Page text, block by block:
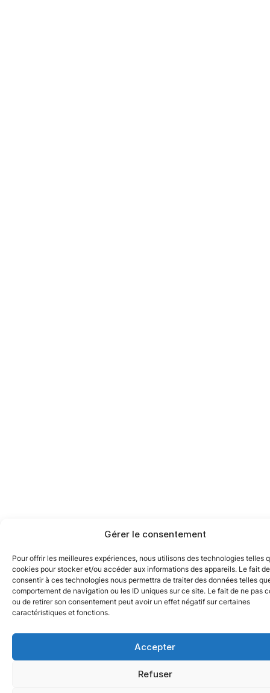
Gérer le consentement
Pour offrir les meilleures expériences, nous utilisons des technologies telles
cookies pour stocker et/ou accéder aux informations des appareils. Le fait de
consentir à ces technologies nous permettra de traiter des données telles
comportement de navigation ou les ID uniques sur ce site. Le fait de ne pas
ou de retirer son consentement peut avoir un effet négatif sur certaines
caractéristiques et fonctions.
Accepter
Refuser